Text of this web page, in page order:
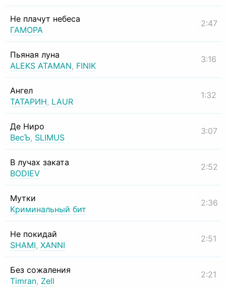
Не плачут небеса
ГАМОРА
2:47
Пьяная луна
ALEKS ATAMAN, FINIK
3:16
Ангел
ТАТАРИН, LAUR
1:32
Де Ниро
ВесЪ, SLIMUS
3:07
В лучах заката
BODIEV
2:52
Мутки
Криминальный бит
2:36
Не покидай
SHAMI, XANNI
2:51
Без сожаления
Timran, Zell
2:21